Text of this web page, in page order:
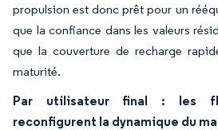
propulsion est donc prêt pour un
que la confiance dans les valeurs
que la couverture de recharge
maturité.
Par utilisateur final : les
reconfigurent la dynamique du